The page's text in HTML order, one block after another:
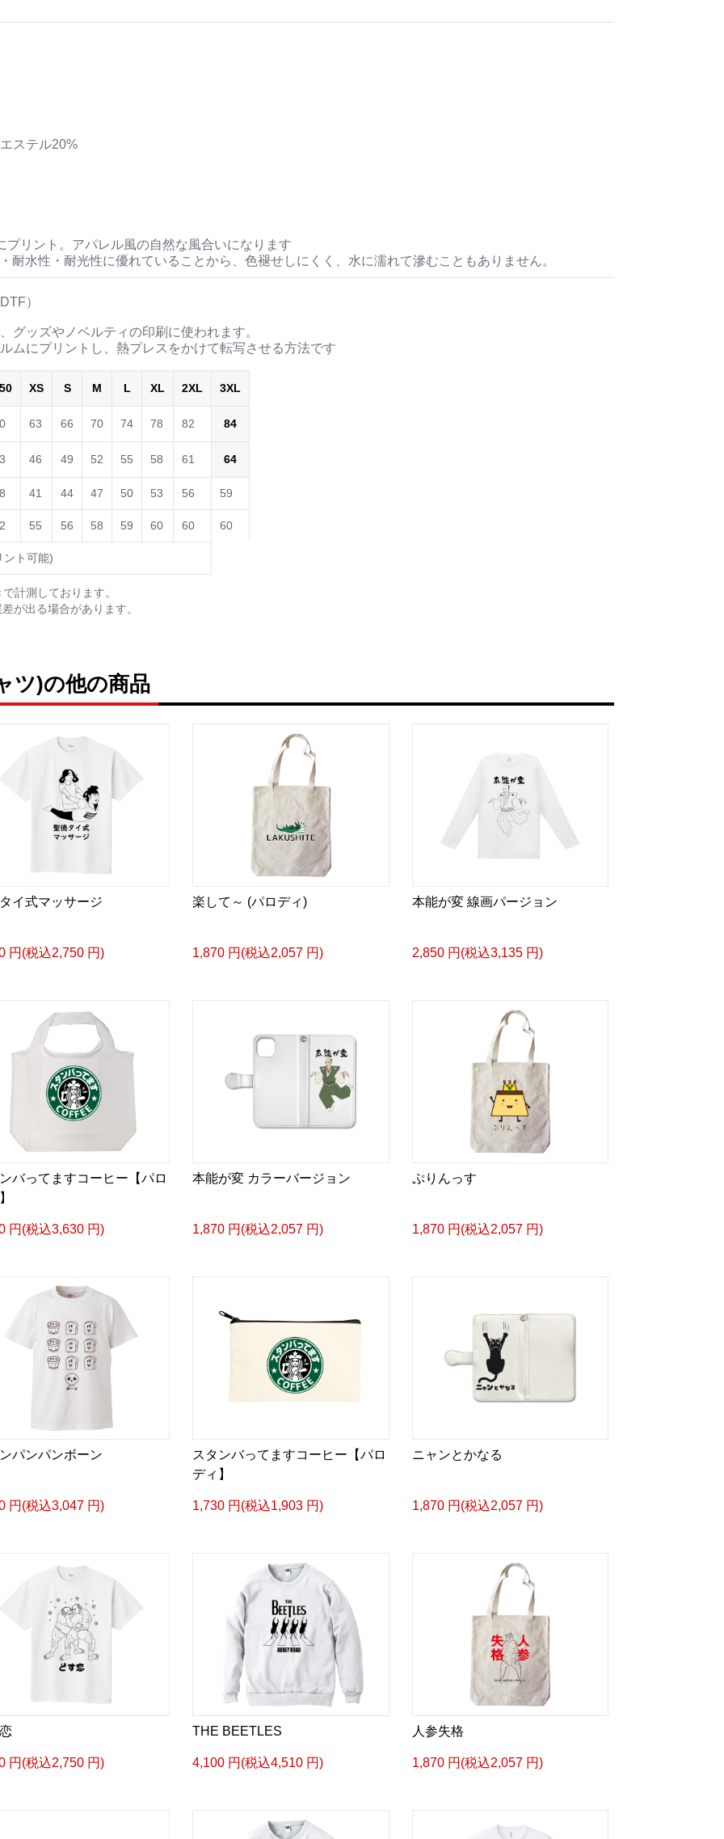
ステル20%
プリント。アパレル風の自然な風合いになります
耐水性・耐光性に優れていることから、色褪せしにくく、水に濡れて滲むこともありません。
）
グッズやノベルティの印刷に使われます。
ムにプリントし、熱プレスをかけて転写させる方法です
XS S M L XL 2XL 3XL
63 66 70 74 78 82 84
46 49 52 55 58 61 64
41 44 47 50 53 56 59
55 56 58 59 60 60 60
ント可能)
計測しております。
が出る場合があります。
ツ)の他の商品
イ式マッサージ
円(税込2,750 円)
楽して～ (パロディ)
1,870 円(税込2,057 円)
本能が変 線画パージョン
2,850 円(税込3,135 円)
バってますコーヒー【パロ
円(税込3,630 円)
本能が変 カラーバージョン
1,870 円(税込2,057 円)
ぷりんっす
1,870 円(税込2,057 円)
パンパンボーン
円(税込3,047 円)
スタンバってますコーヒー【パロ
ディ】
1,730 円(税込1,903 円)
ニャンとかなる
1,870 円(税込2,057 円)
円(税込2,750 円)
THE BEETLES
4,100 円(税込4,510 円)
人参失格
1,870 円(税込2,057 円)